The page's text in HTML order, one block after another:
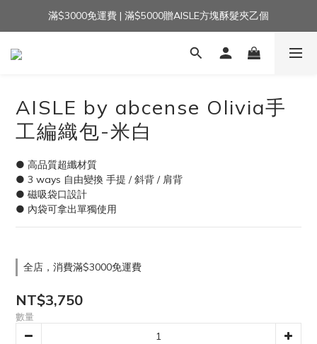
加入官方LINE｜領$100 👉
滿$3000免運費 | 滿$5000贈AISLE方塊酥髮夾乙個
加入官方LINE｜領$100 👉
AISLE by abcense Olivia手
工編織包-米白
● 高品質超纖材質
● 3 ways 自由變換 手提 / 斜背 / 肩背
● 磁吸袋口設計
● 內袋可拿出單獨使用
全店，消費滿$3000免運費
NT$3,750
數量